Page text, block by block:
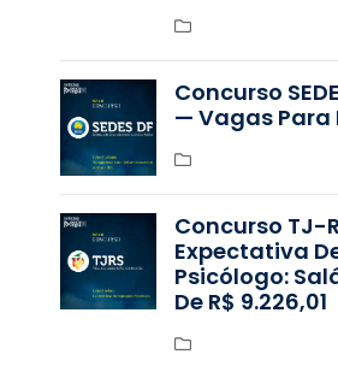
Concurso
— Vagas Para
Concurso TJ-
Expectativa
Psicólogo:
De R$ 9.226,01